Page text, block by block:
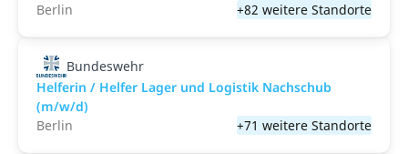
Berlin
+82 weitere Standorte
Bundeswehr
Helferin / Helfer Lager und Logistik Nachschub
(m/w/d)
Berlin
+71 weitere Standorte